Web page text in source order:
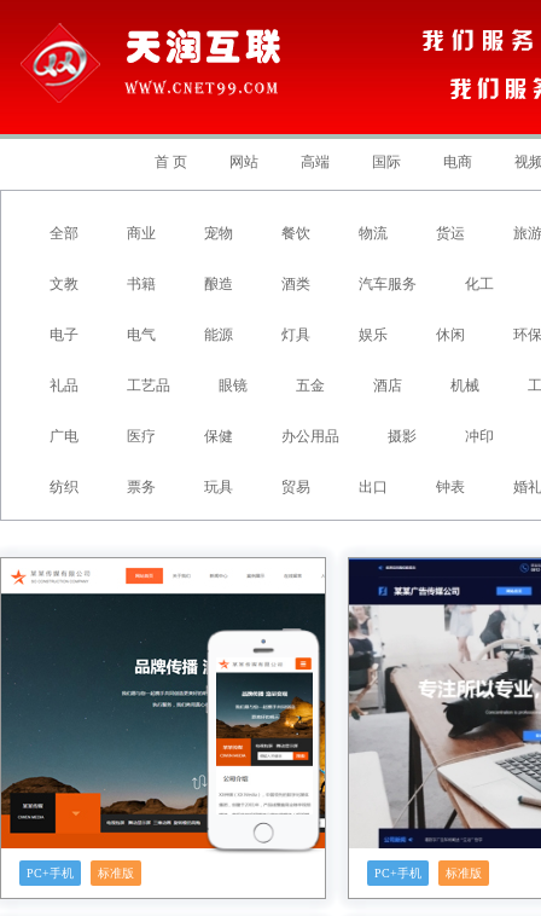
首 页 网站 高端 国际 电商 视
全部 商业 宠物 餐饮 物流 货运 旅游
文教 书籍 酿造 酒类 汽车服务 化工
电子 电气 能源 灯具 娱乐 休闲 环保
礼品 工艺品 眼镜 五金 酒店 机械
广电 医疗 保健 办公用品 摄影 冲印
纺织 票务 玩具 贸易 出口 钟表 婚礼
预览
PC+手机 标准版
预览
PC+手机 标准版